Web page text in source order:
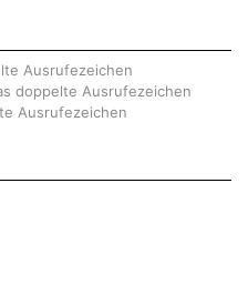
Ausrufezeichen
doppelte Ausrufezeichen
Ausrufezeichen